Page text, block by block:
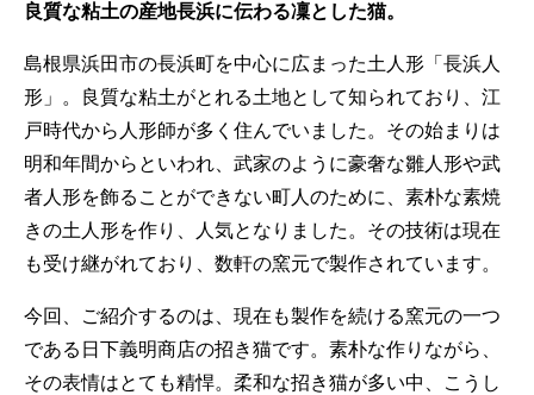
良質な粘土の産地長浜に伝わる凜とした猫。
島根県浜田市の長浜町を中心に広まった土人形「長浜人
形」。良質な粘土がとれる土地として知られており、江
戸時代から人形師が多く住んでいました。その始まりは
明和年間からといわれ、武家のように豪奢な雛人形や武
者人形を飾ることができない町人のために、素朴な素焼
きの土人形を作り、人気となりました。その技術は現在
も受け継がれており、数軒の窯元で製作されています。
今回、ご紹介するのは、現在も製作を続ける窯元の一つ
である日下義明商店の招き猫です。素朴な作りながら、
その表情はとても精悍。柔和な招き猫が多い中、こうし